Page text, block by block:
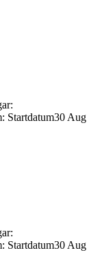
:
: Startdatum30 Aug
:
: Startdatum30 Aug